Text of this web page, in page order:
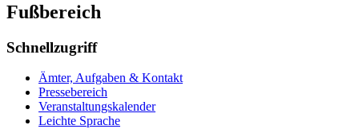
Fußbereich
Schnellzugriff
Ämter, Aufgaben & Kontakt
Pressebereich
Veranstaltungskalender
Leichte Sprache